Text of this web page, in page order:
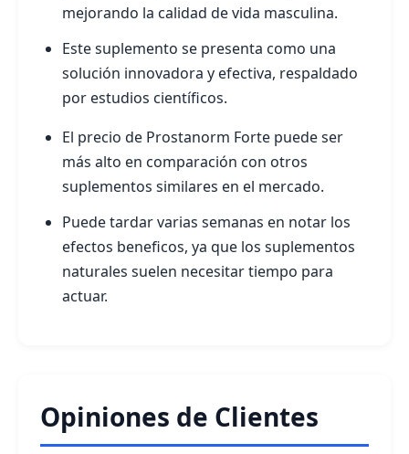
mejorando la calidad de vida masculina.
Este suplemento se presenta como una
solución innovadora y efectiva, respaldado
por estudios científicos.
El precio de Prostanorm Forte puede ser
más alto en comparación con otros
suplementos similares en el mercado.
Puede tardar varias semanas en notar los
efectos beneficos, ya que los suplementos
naturales suelen necesitar tiempo para
actuar.
Opiniones de Clientes